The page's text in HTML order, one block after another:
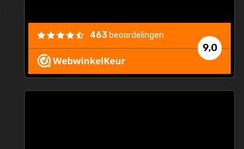
9,0
463 beoordelingen